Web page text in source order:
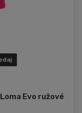
Evo ružové